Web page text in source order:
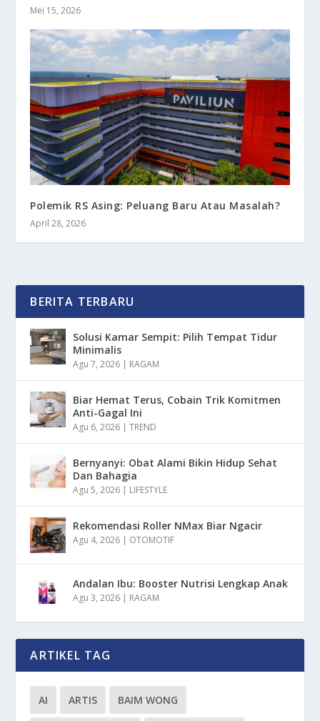
Mei 15, 2026
Polemik RS Asing: Peluang Baru Atau Masalah?
April 28, 2026
BERITA TERBARU
Solusi Kamar Sempit: Pilih Tempat Tidur
Minimalis
Agu 7, 2026 | RAGAM
Biar Hemat Terus, Cobain Trik Komitmen
Anti-Gagal Ini
Agu 6, 2026 |TREND
Bernyanyi: Obat Alami Bikin Hidup Sehat
Dan Bahagia
Agu 5, 2026 | LIFESTYLE
Rekomendasi Roller NMax Biar Ngacir
Agu 4, 2026 | OTOMOTIF
Andalan Ibu: Booster Nutrisi Lengkap Anak
Agu 3, 2026 | RAGAM
ARTIKEL TAG
AI ARTIS BAIM WONG